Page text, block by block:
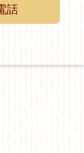
話